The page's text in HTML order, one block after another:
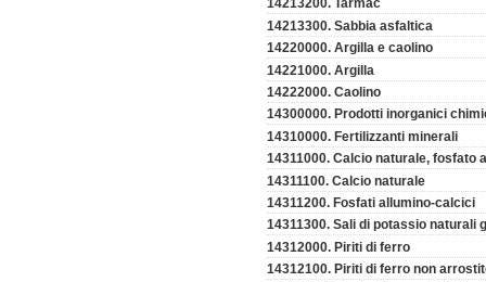
14213200. Tarmac
14213300. Sabbia asfaltica
14220000. Argilla e caolino
14221000. Argilla
14222000. Caolino
14300000. Prodotti inorganici
14310000. Fertilizzanti minerali
14311000. Calcio naturale, fosfato
14311100. Calcio naturale
14311200. Fosfati allumino-calcici
14311300. Sali di potassio naturali
14312000. Piriti di ferro
14312100. Piriti di ferro non